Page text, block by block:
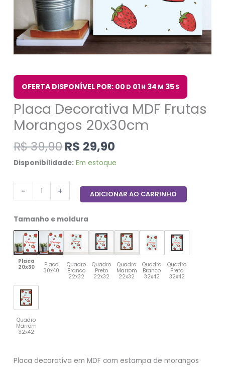
OFERTA DISPONÍVEL POR: 00 D 01H 34 M 34S
Placa Decorativa MDF Frutas
Morangos 20x30cm
R$39,90R$ 29,90
Disponibilidade: Em estoque
- + ADICIONAR AO CARRINHO
Tamanho e moldura
Placa
20x30
Placa
30x40
Quadro
Branco
22x32
Quadro
Preto
22x32
Quadro
Marrom
22x32
Quadro
Branco
32x42
Quadro
Preto
32x42
Quadro
Marrom
32x42
Placa decorativa em MDF com estampa de morangos